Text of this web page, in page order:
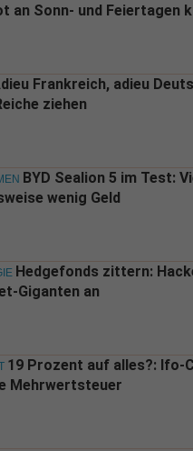
an Sonn- und Feiertagen
Frankreich, adieu
ziehen
BYD Sealion 5 im Test:
wenig Geld
Hedgefonds zittern:
Giganten an
19 Prozent auf alles?: Ifo-
Mehrwertsteuer